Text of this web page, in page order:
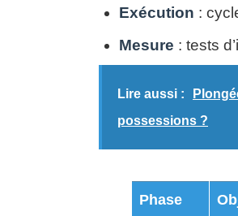
Exécution :
Mesure : tests
Lire aussi :
possessions ?
Phase